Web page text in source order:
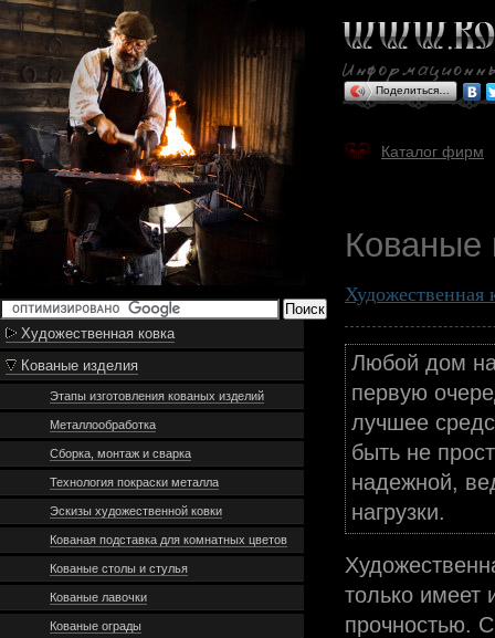
Художественная ковка
Кованые изделия
Этапы изготовления кованых изделий
Металлообработка
Сборка, монтаж и сварка
Технология покраски металла
Эскизы художественной ковки
Кованая подставка для комнатных цветов
Кованые столы и стулья
Кованые лавочки
Кованые ограды
Поделиться…
Каталог фирм
Кованые
Художественная
Любой дом
первую
лучшее
быть не
надежной,
нагрузки.
только имеет
прочностью.